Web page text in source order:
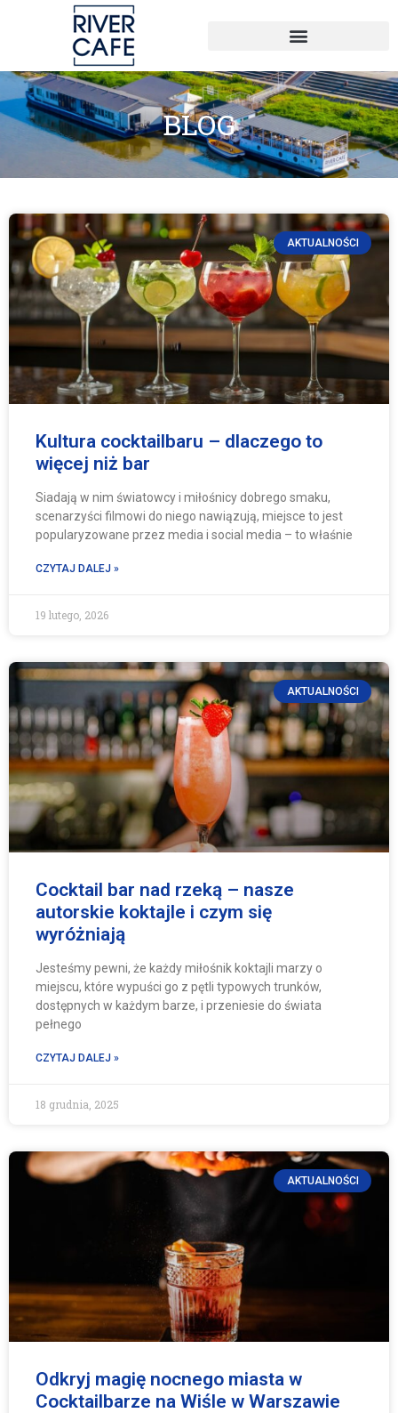
BLOG
AKTUALNOŚCI
Kultura cocktailbaru – dlaczego to
więcej niż bar
Siadają w nim światowcy i miłośnicy dobrego smaku,
scenarzyści filmowi do niego nawiązują, miejsce to jest
popularyzowane przez media i social media – to właśnie
CZYTAJ DALEJ »
19 lutego, 2026
AKTUALNOŚCI
Cocktail bar nad rzeką – nasze
autorskie koktajle i czym się
wyróżniają
Jesteśmy pewni, że każdy miłośnik koktajli marzy o
miejscu, które wypuści go z pętli typowych trunków,
dostępnych w każdym barze, i przeniesie do świata
pełnego
CZYTAJ DALEJ »
18 grudnia, 2025
AKTUALNOŚCI
Odkryj magię nocnego miasta w
Cocktailbarze na Wiśle w Warszawie